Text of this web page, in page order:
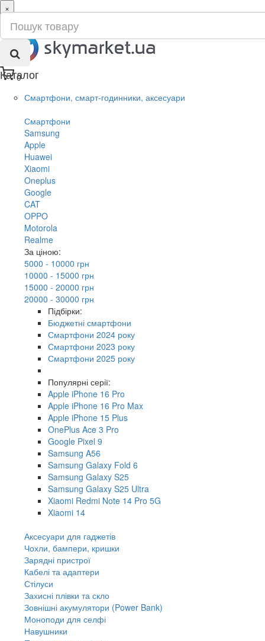
0
×
ru
ua
Каталог
Смартфони, смарт-годинники, аксесуари
Смартфони
Samsung
Apple
Huawei
Xiaomi
Oneplus
Google
CAT
OPPO
Motorola
Realme
За ціною:
5000 - 10000 грн
10000 - 15000 грн
15000 - 20000 грн
20000 - 30000 грн
Підбірки:
Бюджетні смартфони
Смартфони 2024 року
Смартфони 2023 року
Смартфони 2025 року
Популярні серії:
Apple iPhone 16 Pro
Apple iPhone 16 Pro Max
Apple iPhone 15 Plus
OnePlus Ace 3 Pro
Google Pixel 9
Samsung A56
Samsung Galaxy Fold 6
Samsung Galaxy S25
Samsung Galaxy S25 Ultra
Xiaomi Redmi Note 14 Pro 5G
Xiaomi 14
Аксесуари для гаджетів
Чохли, бампери, кришки
Зарядні пристрої
Кабелі та адаптери
Стілуси
Захисні плівки та скло
Зовнішні акумулятори (Power Bank)
Моноподи для селфі
Навушники